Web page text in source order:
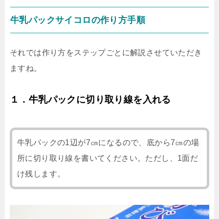
牛乳パックサイコロの作り方手順
それでは作り方をステップごとに解説させていただき
ますね。
１．牛乳パックに切り取り線を入れる
牛乳パックの1辺が7㎝になるので、底から7㎝の場
所に切り取り線を書いてください。ただし、1面だ
け残します。